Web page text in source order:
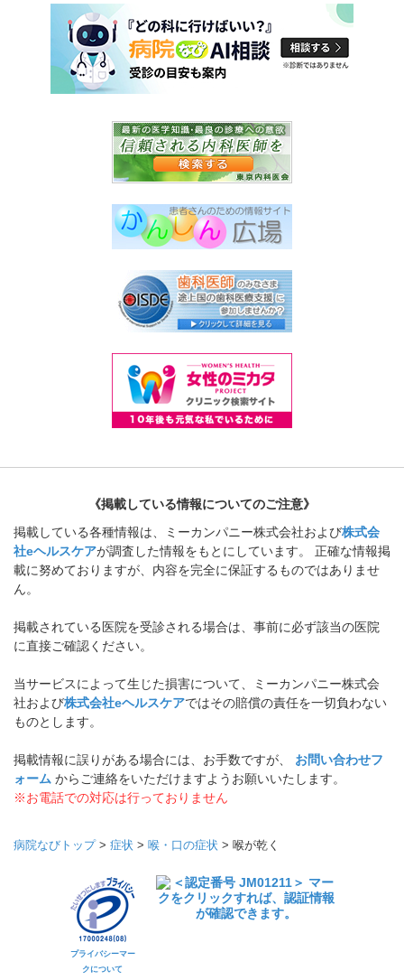
《掲載している情報についてのご注意》
掲載している各種情報は、ミーカンパニー株式会社および株式会
社eヘルスケアが調査した情報をもとにしています。 正確な情報掲
載に努めておりますが、内容を完全に保証するものではありませ
ん。
掲載されている医院を受診される場合は、事前に必ず該当の医院
に直接ご確認ください。
当サービスによって生じた損害について、ミーカンパニー株式会
社および株式会社eヘルスケアではその賠償の責任を一切負わない
ものとします。
掲載情報に誤りがある場合には、お手数ですが、 お問い合わせフ
ォーム からご連絡をいただけますようお願いいたします。
※お電話での対応は行っておりません
病院なびトップ> 症状 > 喉・口の症状 > 喉が乾く
プライバシーマー
クについて